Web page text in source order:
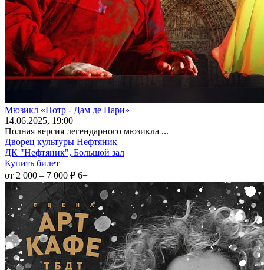
Мюзикл «Нотр - Дам де Пари»
14.06.2025, 19:00
Полная версия легендарного мюзикла ...
Дворец культуры Нефтяник
ДК "Нефтяник", Большой зал
Купить билет
от 2 000 – 7 000 ₽ 6+